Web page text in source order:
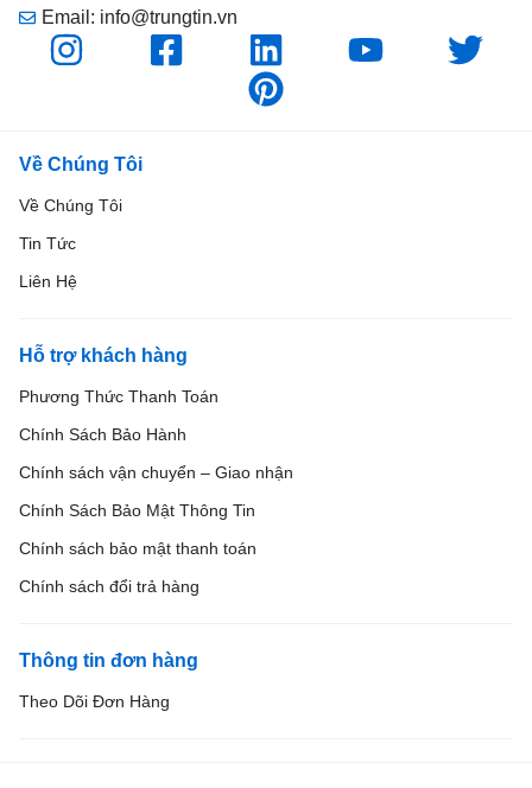
Email: info@trungtin.vn
Về Chúng Tôi
Về Chúng Tôi
Tin Tức
Liên Hệ
Hỗ trợ khách hàng
Phương Thức Thanh Toán
Chính Sách Bảo Hành
Chính sách vận chuyển – Giao nhận
Chính Sách Bảo Mật Thông Tin
Chính sách bảo mật thanh toán
Chính sách đổi trả hàng
Thông tin đơn hàng
Theo Dõi Đơn Hàng